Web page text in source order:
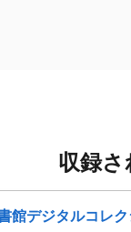
収録
館デジタルコレ